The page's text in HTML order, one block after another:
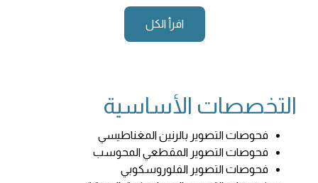
اقرأ الكل
التخصصات الأساسية
فحوصات التصوير بالرنين المغناطيسي
فحوصات التصوير المقطعي المحوسب
فحوصات التصوير الفلوروسكوبي